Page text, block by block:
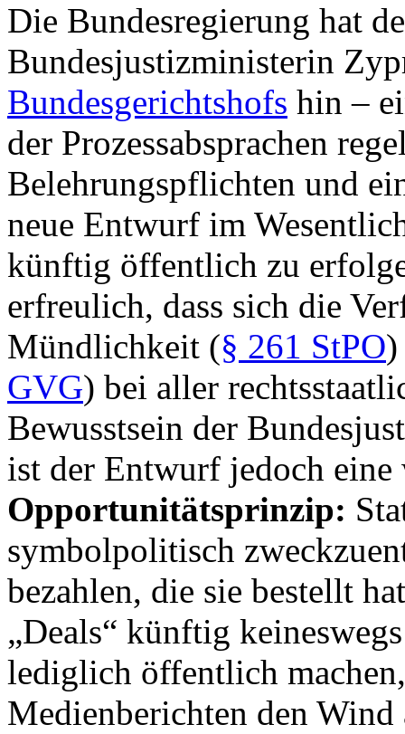
Die Bundesregierung hat
Bundesjustizministerin
Bundesgerichtshofs hin –
der Prozessabsprachen
Belehrungspflichten und
neue Entwurf im
künftig öffentlich zu
erfreulich, dass sich die
Mündlichkeit (§ 261 StPO
GVG) bei aller
Bewusstsein der
ist der Entwurf jedoch
Opportunitätsprinzip:
symbolpolitisch
bezahlen, die sie bestellt
„Deals“ künftig
lediglich öffentlich
Medienberichten den Wind